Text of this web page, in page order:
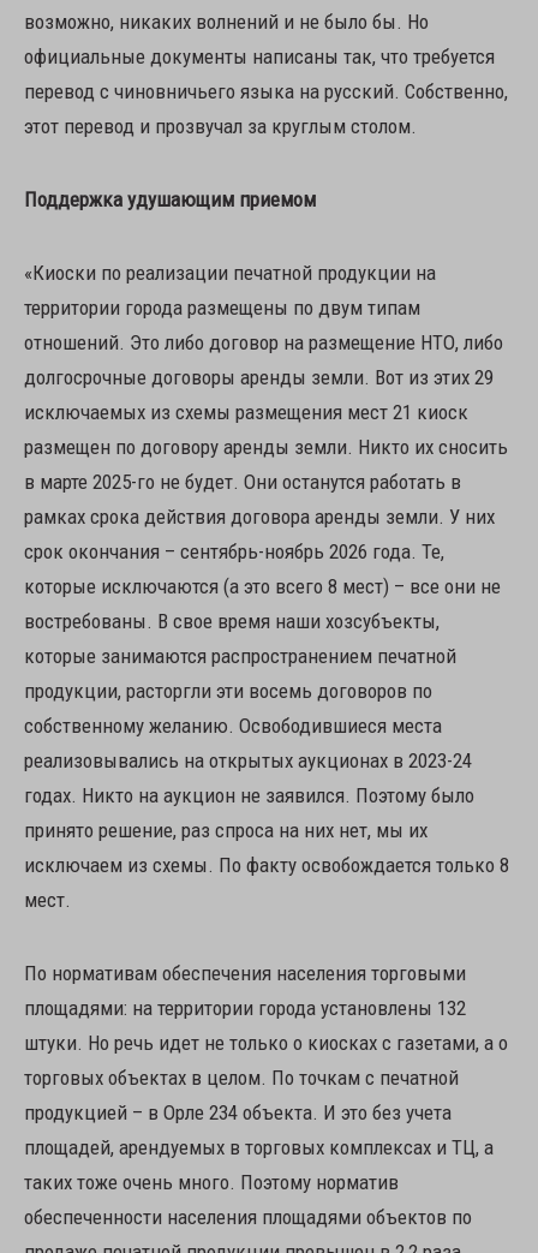
возможно, никаких волнений и не было бы. Но
официальные документы написаны так, что требуется
перевод с чиновничьего языка на русский. Собственно,
этот перевод и прозвучал за круглым столом.
Поддержка удушающим приемом
«Киоски по реализации печатной продукции на
территории города размещены по двум типам
отношений. Это либо договор на размещение НТО, либо
долгосрочные договоры аренды земли. Вот из этих 29
исключаемых из схемы размещения мест 21 киоск
размещен по договору аренды земли. Никто их сносить
в марте 2025-го не будет. Они останутся работать в
рамках срока действия договора аренды земли. У них
срок окончания – сентябрь-ноябрь 2026 года. Те,
которые исключаются (а это всего 8 мест) – все они не
востребованы. В свое время наши хозсубъекты,
которые занимаются распространением печатной
продукции, расторгли эти восемь договоров по
собственному желанию. Освободившиеся места
реализовывались на открытых аукционах в 2023-24
годах. Никто на аукцион не заявился. Поэтому было
принято решение, раз спроса на них нет, мы их
исключаем из схемы. По факту освобождается только 8
мест.
По нормативам обеспечения населения торговыми
площадями: на территории города установлены 132
штуки. Но речь идет не только о киосках с газетами, а о
торговых объектах в целом. По точкам с печатной
продукцией – в Орле 234 объекта. И это без учета
площадей, арендуемых в торговых комплексах и ТЦ, а
таких тоже очень много. Поэтому норматив
обеспеченности населения площадями объектов по